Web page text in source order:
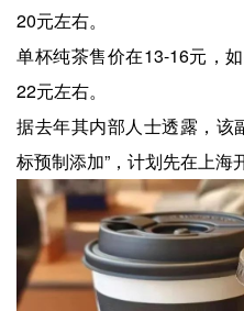
20元左右。
单杯纯茶售价在13-16元，
22元左右。
据去年其内部人士透露，该
标预制添加”，计划先在上海